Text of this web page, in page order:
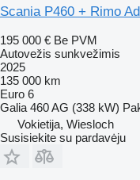
Scania P460 + Rimo
195 000 € Be PVM
Autovežis sunkvežimis
2025
135 000 km
Euro 6
Galia 460 AG (338 kW)
Vokietija, Wiesloch
Susisiekite su pardavėju